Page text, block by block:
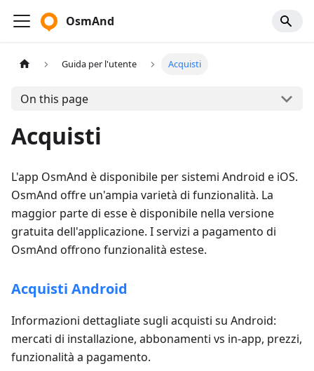
OsmAnd
Guida per l'utente Acquisti
On this page
Acquisti
L'app OsmAnd è disponibile per sistemi Android e iOS.
OsmAnd offre un'ampia varietà di funzionalità. La
maggior parte di esse è disponibile nella versione
gratuita dell'applicazione. I servizi a pagamento di
OsmAnd offrono funzionalità estese.
Acquisti Android
Informazioni dettagliate sugli acquisti su Android:
mercati di installazione, abbonamenti vs in-app, prezzi,
funzionalità a pagamento.